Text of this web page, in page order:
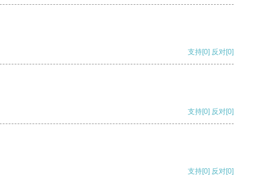
支持[0] 反对[0]
支持[0] 反对[0]
支持[0] 反对[0]